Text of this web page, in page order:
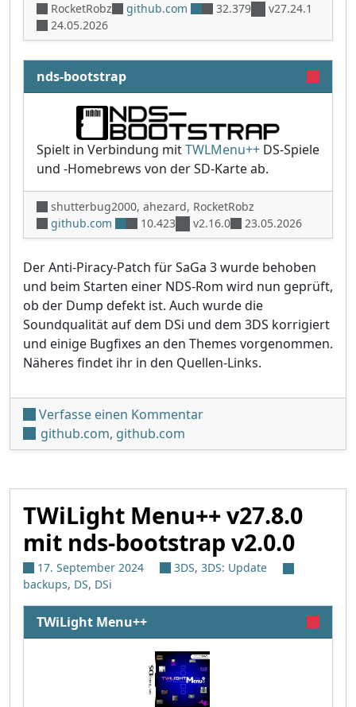
RocketRobz github.com 32.379
v27.24.1
24.05.2026
nds-bootstrap
Spielt in Verbindung mitTWLMenu++ DS-Spiele
und -Homebrews von der SD-Karte ab.
shutterbug2000, ahezard, RocketRobz
github.com
10.423 v2.16.0 23.05.2026
Der Anti-Piracy-Patch für SaGa 3 wurde behoben
und beim Starten einer NDS-Rom wird nun geprüft,
ob der Dump defekt ist. Auch wurde die
Soundqualität auf dem DSi und dem 3DS korrigiert
und einige Bugfixes an den Themes vorgenommen.
Näheres findet ihr in den Quellen-Links.
Verfasse einen Kommentarunter 'TWiLight Menu++
github.com, github.com
TWiLight Menu++ v27.8.0
mit nds-bootstrap v2.0.0
17. September 2024 3DS, 3DS: Update
backups, DS, DSi
TWiLight Menu++